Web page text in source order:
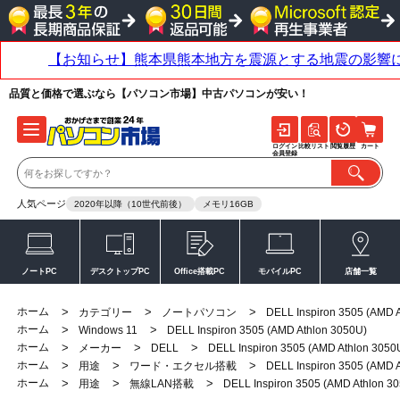
品質と価格で選ぶなら【パソコン市場】中古パソコンが安い！
人気ページ 2020年以降（10世代前後） メモリ16GB
ログイン
会員登録
比較リスト 閲覧履歴 カート
ノートPC デスクトップPC Office搭載PC モバイルPC 店舗一覧
ホーム > カテゴリー > ノートパソコン >
DELL Inspiron 3505 (AMD
ホーム
> Windows 11 >
DELL Inspiron 3505 (AMD Athlon 3050U)
ホーム
> メーカー > DELL >
DELL Inspiron 3505 (AMD Athlon
ホーム
> 用途 > ワード・エクセル搭載 >
DELL Inspiron 3505 (AMD
ホーム
> 用途 > 無線LAN搭載 > DELL Inspiron 3505 (AMD Athlon